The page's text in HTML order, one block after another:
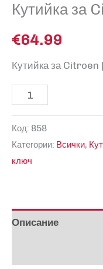
Кутийка за
€64.99
Кутийка за Citroen
количество
Кутийка
за
Citroen
Код: 858
Категории: Всички,
ключ
Описание